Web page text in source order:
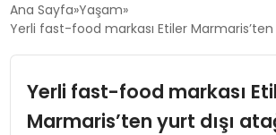
EKONOMI
Ana Sayfa Yaşam
Yerli fast-food markası Etiler Marmaris’ten
Yerli fast-food markası
Marmaris’ten yurt dışı